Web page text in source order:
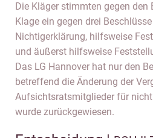
Die Kläger stimmten gegen den
Klage ein gegen drei
Nichtigerklärung, hilfsweise
und äußerst hilfsweise
Das LG Hannover hat nur den
betreffend die Änderung der
Aufsichtsratsmitglieder für
wurde zurückgewiesen.